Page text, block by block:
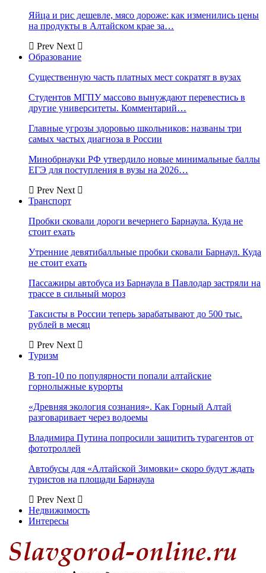
Яйца и рис дешевле, мясо дороже: как изменились цены
на продукты в Алтайском крае за…
Prev Next
Образование
Существенную часть платных мест сократят в вузах
Студентов МГПУ массово вынуждают перевестись в
другие университеты. Комментарий…
Главные угрозы здоровью школьников: названы три
самых частых диагноза в России
Минобрнауки РФ утвердило новые минимальные баллы
ЕГЭ для поступления в вузы на 2026…
Prev Next
Транспорт
Пробки сковали дороги вечернего Барнаула. Куда не
стоит ехать
Утренние девятибалльные пробки сковали Барнаул. Куда
не стоит ехать
Пассажиры автобуса из Барнаула в Павлодар застряли на
трассе в сильный мороз
Таксисты в России теперь зарабатывают до 500 тыс.
рублей в месяц
Prev Next
Туризм
В топ-10 по популярности попали алтайские
горнолыжные курорты
«Древняя экология сознания». Как Горный Алтай
разговаривает через водоемы
Владимира Путина попросили защитить турагентов от
фототроллей
Автобусы для «Алтайской Зимовки» скоро будут ждать
туристов на площади Барнаула
Prev Next
Недвижимость
Интересы